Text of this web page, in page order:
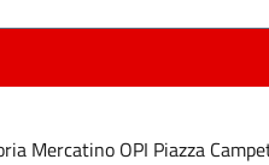
Mercatino OPI Piazza